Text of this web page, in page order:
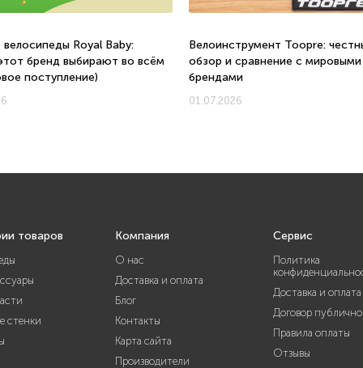
Royal Baby:
бренд выбирают во всём
поступление)
Велоинструмент Toopre:
обзор и сравнение с мировыми
брендами
01.07.2026
товаров
стенки
Компания
О нас
Доставка и оплата
Блог
Контакты
Карта сайта
Производители
Сервис
Политика
Доставка и оплата
Договор
Правила оплаты
Отзывы